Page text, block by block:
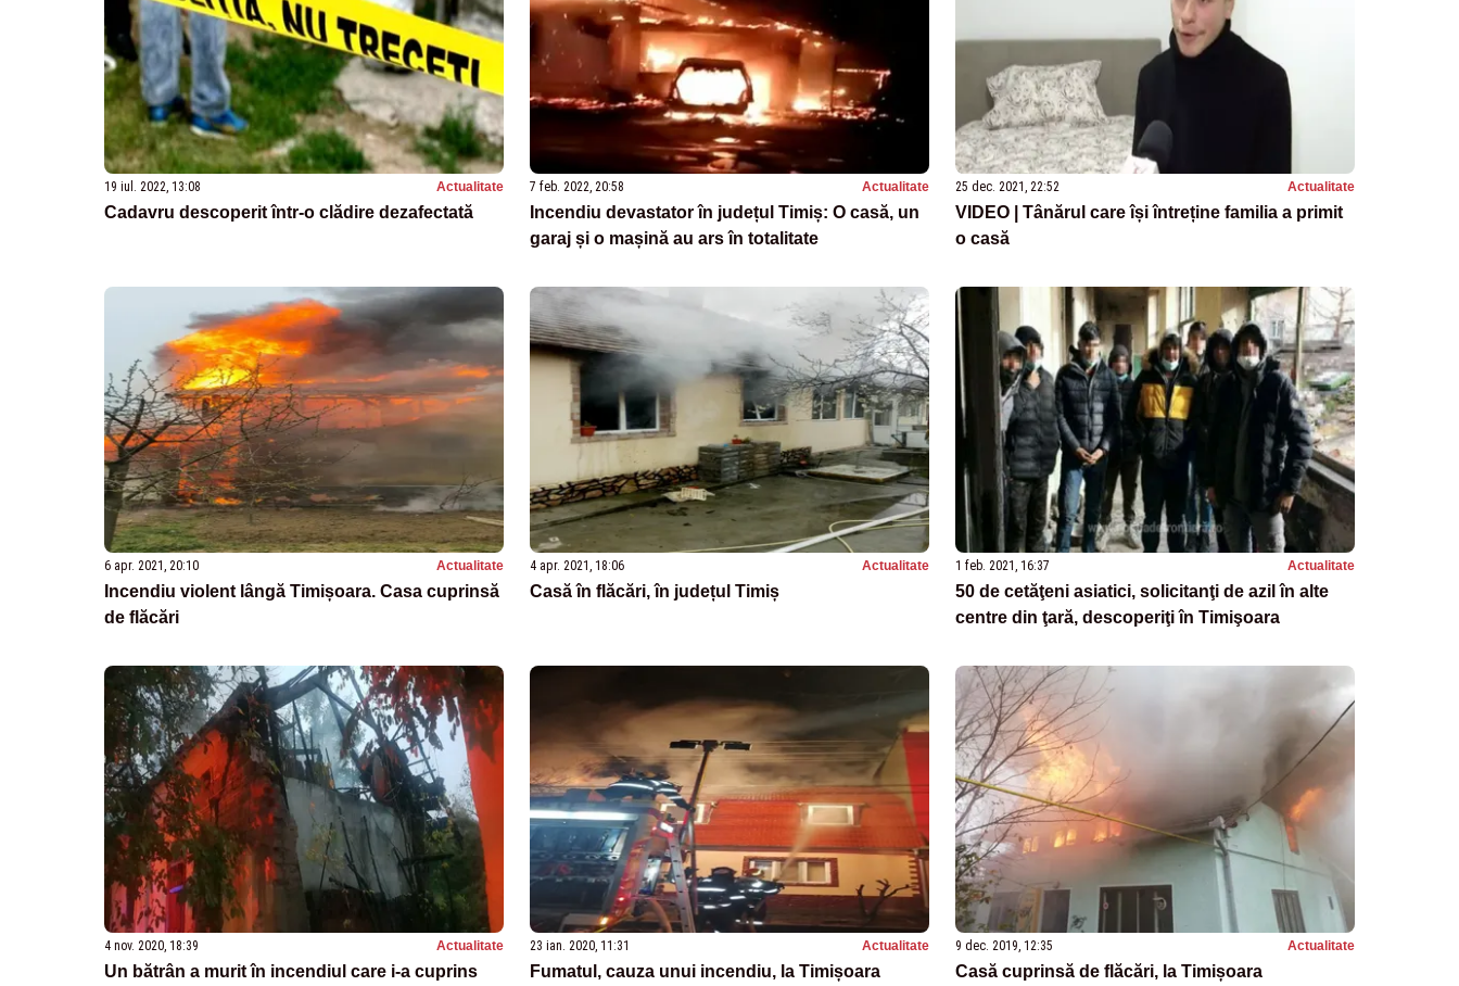
19 iul. 2022, 13:08 Actualitate
Cadavru descoperit într-o clădire dezafectată
7 feb. 2022, 20:58 Actualitate
Incendiu devastator în județul Timiș: O casă, un
garaj și o mașină au ars în totalitate
25 dec. 2021, 22:52 Actualitate
VIDEO | Tânărul care își întreține familia a primit
o casă
6 apr. 2021, 20:10 Actualitate
Incendiu violent lângă Timișoara. Casa cuprinsă
de flăcări
4 apr. 2021, 18:06 Actualitate
Casă în flăcări, în județul Timiș
1 feb. 2021, 16:37 Actualitate
50 de cetăţeni asiatici, solicitanţi de azil în alte
centre din ţară, descoperiţi în Timişoara
4 nov. 2020, 18:39 Actualitate
Un bătrân a murit în incendiul care i-a cuprins
23 ian. 2020, 11:31 Actualitate
Fumatul, cauza unui incendiu, la Timișoara
9 dec. 2019, 12:35 Actualitate
Casă cuprinsă de flăcări, la Timișoara